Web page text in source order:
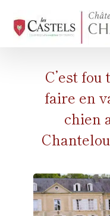
C’est fou
faire en
chien